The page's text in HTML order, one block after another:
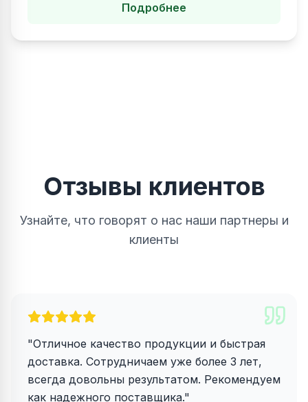
Подробнее
Отзывы клиентов
Узнайте, что говорят о нас наши партнеры и
клиенты
"Отличное качество продукции и быстрая
доставка. Сотрудничаем уже более 3 лет,
всегда довольны результатом. Рекомендуем
как надежного поставщика."